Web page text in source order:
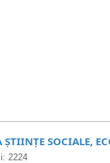
ȘTIINȚE SOCIALE,
2224